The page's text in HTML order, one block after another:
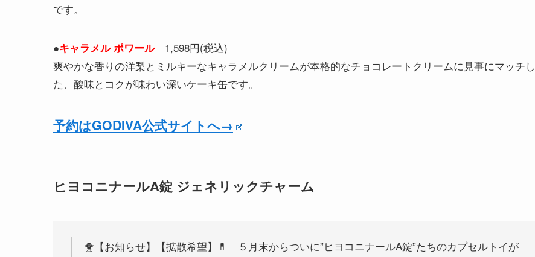
です。
●キャラメル ポワール1,598円(税込)
爽やかな香りの洋梨とミルキーなキャラメルクリームが本格的なチョコレートクリームに見事にマッチし
た、酸味とコクが味わい深いケーキ缶です。
予約はGODIVA公式サイトへ→
ヒヨコニナールA錠 ジェネリックチャーム
🐥【お知らせ】【拡散希望】💊 ５月末からついに”ヒヨコニナールA錠”たちのカプセルトイが